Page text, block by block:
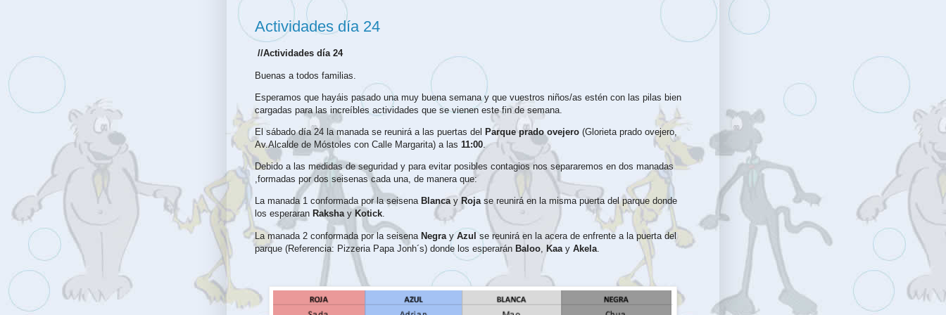
Actividades día 24
//Actividades día 24
Buenas a todos familias.
Esperamos que hayáis pasado una muy buena semana y que vuestros niños/as estén con las pilas bien
cargadas para las increíbles actividades que se vienen este fin de semana.
El sábado día 24 la manada se reunirá a las puertas del Parque prado ovejero (Glorieta prado ovejero,
Av.Alcalde de Móstoles con Calle Margarita) a las 11:00
Debido a las medidas de seguridad y para evitar posibles contagios nos separaremos en dos manadas
,formadas por dos seisenas cada una, de manera que:
La manada 1 conformada por la seisena Blanca y Rojase reunirá en la misma puerta del parque donde
los esperaran Rakshay Kotick.
La manada 2 conformada por la seisena Negra yAzulse reunirá en la acera de enfrente a la puerta del
parque (Referencia: Pizzeria Papa Jonh´s) donde los esperarán Baloo Kaa y Akela